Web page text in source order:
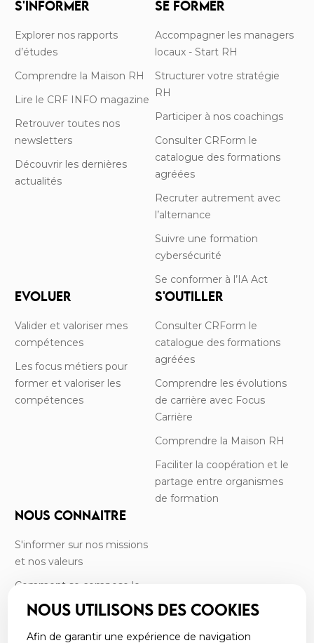
S'INFORMER
Explorer nos rapports
d’études
Comprendre la Maison RH
Lire le CRF INFO magazine
Retrouver toutes nos
newsletters
Découvrir les dernières
actualités
SE FORMER
Accompagner les managers
locaux - Start RH
Structurer votre stratégie
RH
Participer à nos coachings
Consulter CRForm le
catalogue des formations
agréées
Recruter autrement avec
l’alternance
Suivre une formation
cybersécurité
Se conformer à l’IA Act
EVOLUER
Valider et valoriser mes
compétences
Les focus métiers pour
former et valoriser les
compétences
S'OUTILLER
Consulter CRForm le
catalogue des formations
agréées
Comprendre les évolutions
de carrière avec Focus
Carrière
Comprendre la Maison RH
Faciliter la coopération et le
partage entre organismes
de formation
NOUS CONNAITRE
S'informer sur nos missions
et nos valeurs
Comment se compose le
CRF?
NOUS UTILISONS DES COOKIES
Afin de garantir une expérience de navigation